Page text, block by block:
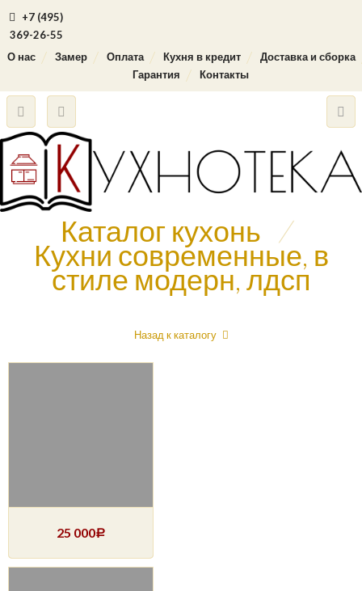
+7 (495)
369-26-55
О нас
Замер Оплата Кухня в кредит
Доставка и сборка
Гарантия
Контакты
Каталог кухонь /
Кухни современные, в
стиле модерн, лдсп
Назад к каталогу
25 000Р